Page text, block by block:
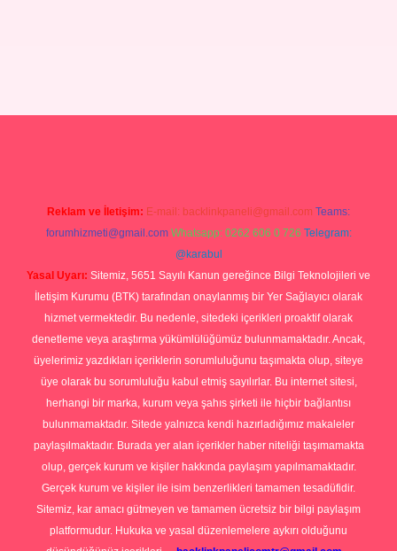
Reklam ve İletişim: E-mail: backlinkpaneli@gmail.com Teams:
forumhizmeti@gmail.com Whatsapp: 0262 606 0 726 Telegram:
@karabul
Yasal Uyarı: Sitemiz, 5651 Sayılı Kanun gereğince Bilgi Teknolojileri ve
İletişim Kurumu (BTK) tarafından onaylanmış bir Yer Sağlayıcı olarak
hizmet vermektedir. Bu nedenle, sitedeki içerikleri proaktif olarak
denetleme veya araştırma yükümlülüğümüz bulunmamaktadır. Ancak,
üyelerimiz yazdıkları içeriklerin sorumluluğunu taşımakta olup, siteye
üye olarak bu sorumluluğu kabul etmiş sayılırlar. Bu internet sitesi,
herhangi bir marka, kurum veya şahıs şirketi ile hiçbir bağlantısı
bulunmamaktadır. Sitede yalnızca kendi hazırladığımız makaleler
paylaşılmaktadır. Burada yer alan içerikler haber niteliği taşımamakta
olup, gerçek kurum ve kişiler hakkında paylaşım yapılmamaktadır.
Gerçek kurum ve kişiler ile isim benzerlikleri tamamen tesadüfidir.
Sitemiz, kar amacı gütmeyen ve tamamen ücretsiz bir bilgi paylaşım
platformudur. Hukuka ve yasal düzenlemelere aykırı olduğunu